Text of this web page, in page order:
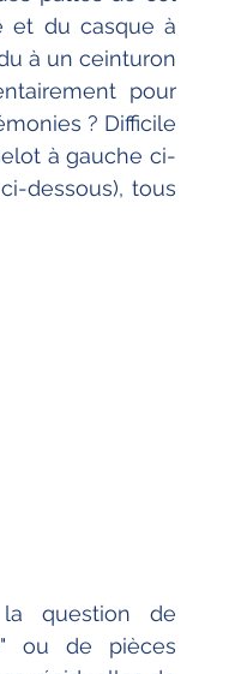
et du casque à
à un ceinturon
pour
? Difficile
à gauche ci-
dessous), tous
question de
ou de pièces